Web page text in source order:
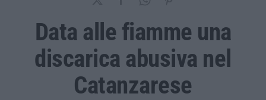
Data alle fiamme una
discarica abusiva nel
Catanzarese